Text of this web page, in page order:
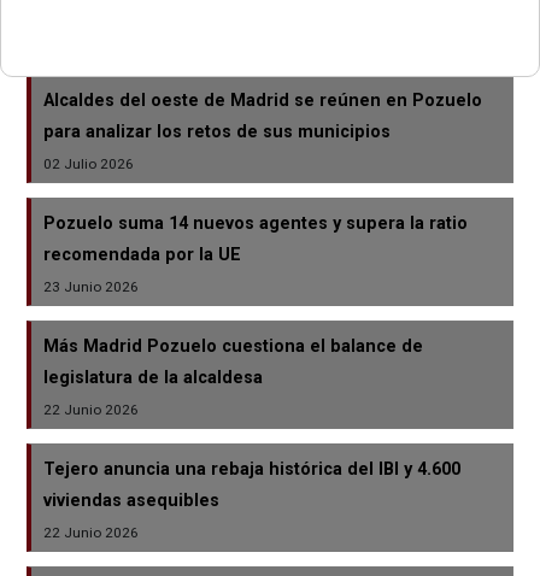
Alcaldes del oeste de Madrid se reúnen en Pozuelo
para analizar los retos de sus municipios
02 Julio 2026
Pozuelo suma 14 nuevos agentes y supera la ratio
recomendada por la UE
23 Junio 2026
Más Madrid Pozuelo cuestiona el balance de
legislatura de la alcaldesa
22 Junio 2026
Tejero anuncia una rebaja histórica del IBI y 4.600
viviendas asequibles
22 Junio 2026